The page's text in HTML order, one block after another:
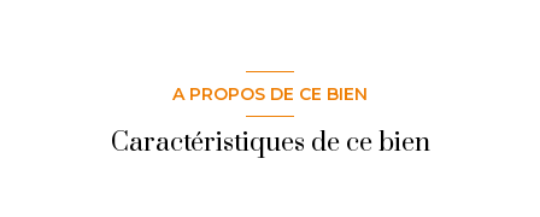
A PROPOS DE CE BIEN
Caractéristiques de ce bien